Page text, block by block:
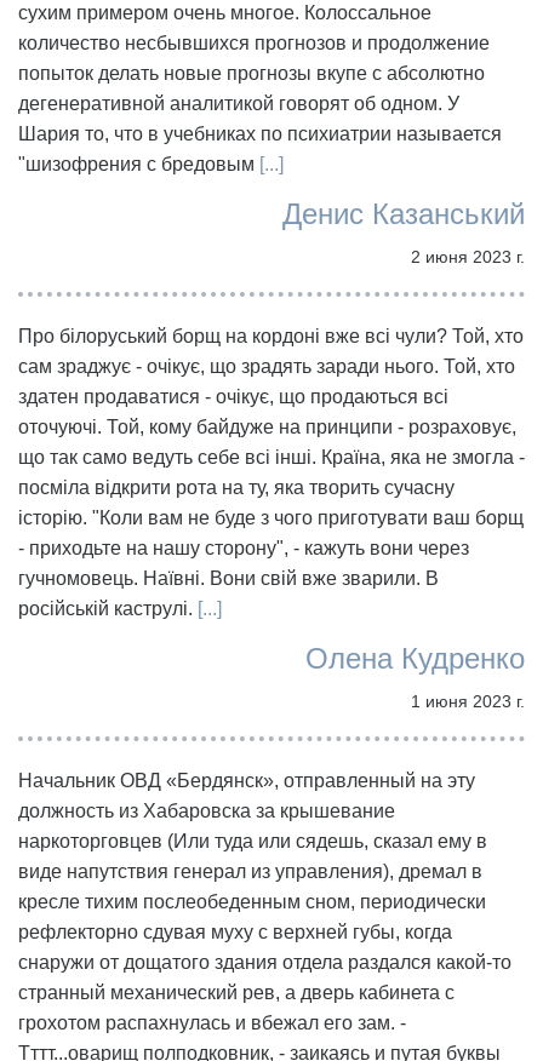
сухим примером очень многое. Колоссальное
количество несбывшихся прогнозов и продолжение
попыток делать новые прогнозы вкупе с абсолютно
дегенеративной аналитикой говорят об одном. У
Шария то, что в учебниках по психиатрии называется
"шизофрения с бредовым [...]
Денис Казанський
2 июня 2023 г.
Про білоруський борщ на кордоні вже всі чули? Той, хто
сам зраджує - очікує, що зрадять заради нього. Той, хто
здатен продаватися - очікує, що продаються всі
оточуючі. Той, кому байдуже на принципи - розраховує,
що так само ведуть себе всі інші. Країна, яка не змогла -
посміла відкрити рота на ту, яка творить сучасну
історію. "Коли вам не буде з чого приготувати ваш борщ
- приходьте на нашу сторону", - кажуть вони через
гучномовець. Наївні. Вони свій вже зварили. В
російській каструлі. [...]
Олена Кудренко
1 июня 2023 г.
Начальник ОВД «Бердянск», отправленный на эту
должность из Хабаровска за крышевание
наркоторговцев (Или туда или сядешь, сказал ему в
виде напутствия генерал из управления), дремал в
кресле тихим послеобеденным сном, периодически
рефлекторно сдувая муху с верхней губы, когда
снаружи от дощатого здания отдела раздался какой-то
странный механический рев, а дверь кабинета с
грохотом распахнулась и вбежал его зам. -
Тттт...оварищ полподковник, - заикаясь и путая буквы